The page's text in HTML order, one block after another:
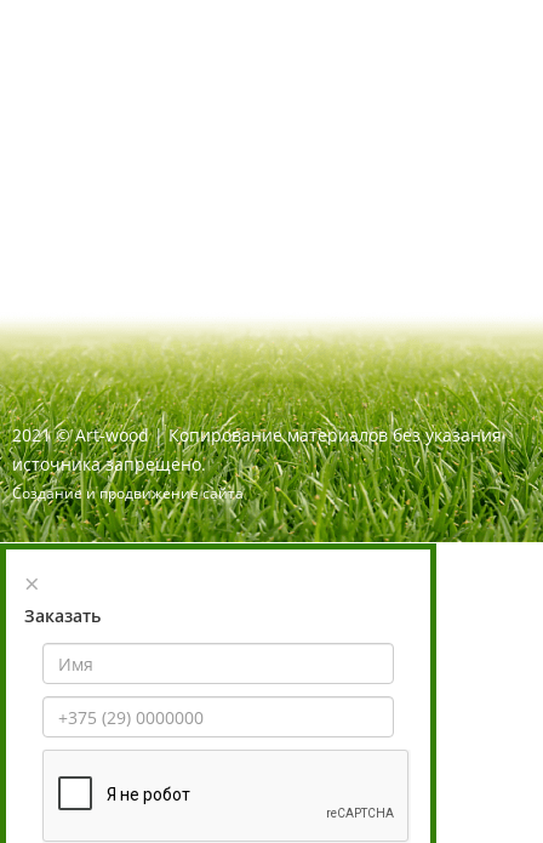
2021 ©Art-wood |Копирование материалов без указания
источника запрещено.
Создание и продвижение сайта
×
Заказать